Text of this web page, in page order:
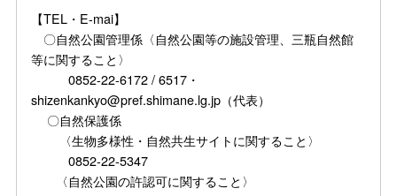
【TEL・E-mai】
〇自然公園管理係〈自然公園等の施設管理、三瓶自然館
等に関すること〉
0852-22-6172 / 6517・
shizenkankyo@pref.shimane.lg.jp（代表）
〇自然保護係
〈生物多様性・自然共生サイトに関すること〉
0852-22-5347
〈自然公園の許認可に関すること〉